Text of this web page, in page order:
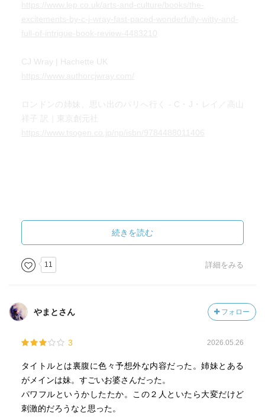
CJ Wray | Hachette UK
ロンドンの姉妹、思い出のパリへ行く - C・J・レイ／高山
祥子 訳｜東京創元社
続きを読む
11 詳細をみる
やまとさん フォロー
3 2026.05.26
タイトルとは裏腹に色々予想外な内容だった。姉妹とある
がメインは妹。すごいお婆さんだった。
パワフルというかしたたか。この２人といたら大変だけど
刺激的だろうなと思った。